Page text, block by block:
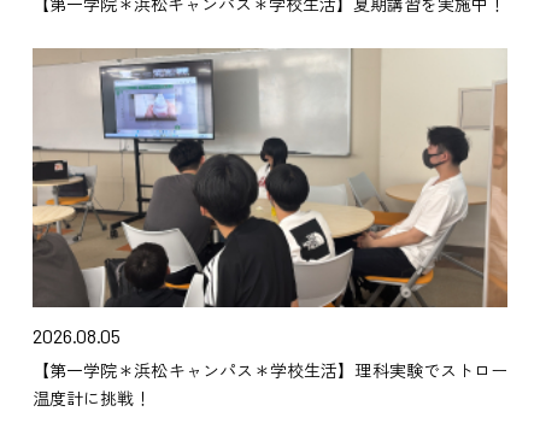
2026.08.05
【第一学院＊浜松キャンパス＊学校生活】理科実験でストロー
温度計に挑戦！